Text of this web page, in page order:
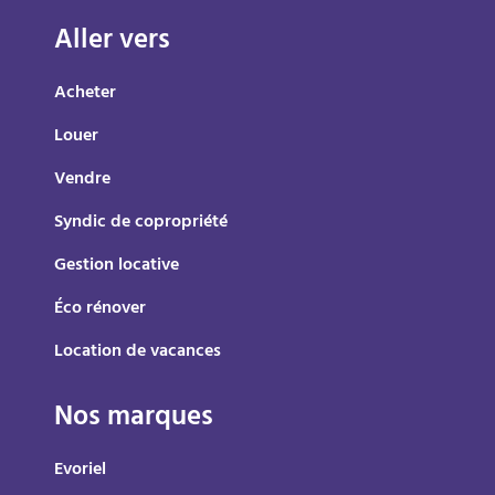
Aller vers
Acheter
Louer
Vendre
Syndic de copropriété
Gestion locative
Éco rénover
Location de vacances
Nos marques
Evoriel